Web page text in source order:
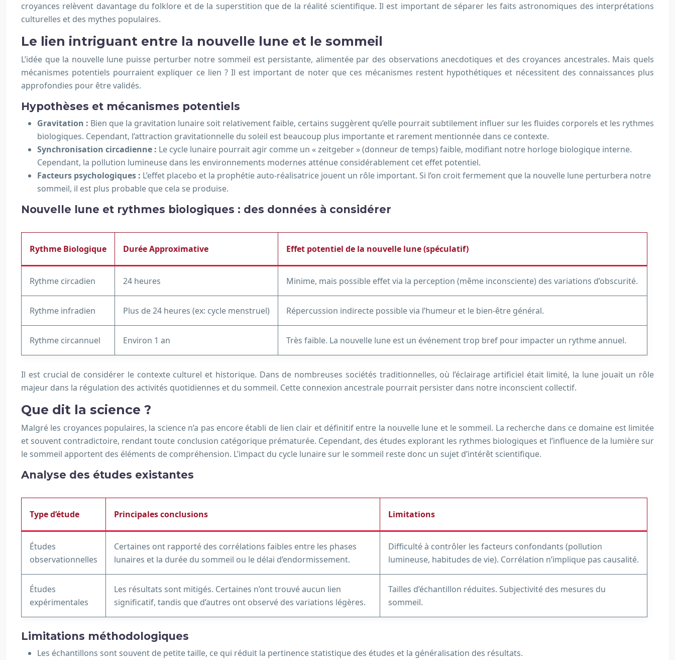
croyances relèvent davantage du folklore et de la superstition que de la réalité scientifique. Il est important de séparer les faits astronomiques des interprétations
culturelles et des mythes populaires.
Le lien intriguant entre la nouvelle lune et le sommeil
L’idée que la nouvelle lune puisse perturber notre sommeil est persistante, alimentée par des observations anecdotiques et des croyances ancestrales. Mais quels
mécanismes potentiels pourraient expliquer ce lien ? Il est important de noter que ces mécanismes restent hypothétiques et nécessitent des connaissances plus
approfondies pour être validés.
Hypothèses et mécanismes potentiels
Gravitation : Bien que la gravitation lunaire soit relativement faible, certains suggèrent qu’elle pourrait subtilement influer sur les fluides corporels et les rythmes
biologiques. Cependant, l’attraction gravitationnelle du soleil est beaucoup plus importante et rarement mentionnée dans ce contexte.
Synchronisation circadienne : Le cycle lunaire pourrait agir comme un « zeitgeber » (donneur de temps) faible, modifiant notre horloge biologique interne.
Cependant, la pollution lumineuse dans les environnements modernes atténue considérablement cet effet potentiel.
Facteurs psychologiques : L’effet placebo et la prophétie auto-réalisatrice jouent un rôle important. Si l’on croit fermement que la nouvelle lune perturbera notre
sommeil, il est plus probable que cela se produise.
Nouvelle lune et rythmes biologiques : des données à considérer
Rythme Biologique Durée Approximative Effet potentiel de la nouvelle lune (spéculatif)
Rythme circadien 24 heures Minime, mais possible effet via la perception (même inconsciente) des variations d’obscurité.
Rythme infradien Plus de 24 heures (ex: cycle menstruel) Répercussion indirecte possible via l’humeur et le bien-être général.
Rythme circannuel Environ 1 an Très faible. La nouvelle lune est un événement trop bref pour impacter un rythme annuel.
Il est crucial de considérer le contexte culturel et historique. Dans de nombreuses sociétés traditionnelles, où l’éclairage artificiel était limité, la lune jouait un rôle
majeur dans la régulation des activités quotidiennes et du sommeil. Cette connexion ancestrale pourrait persister dans notre inconscient collectif.
Que dit la science ?
Malgré les croyances populaires, la science n’a pas encore établi de lien clair et définitif entre la nouvelle lune et le sommeil. La recherche dans ce domaine est limitée
et souvent contradictoire, rendant toute conclusion catégorique prématurée. Cependant, des études explorant les rythmes biologiques et l’influence de la lumière sur
le sommeil apportent des éléments de compréhension. L’impact du cycle lunaire sur le sommeil reste donc un sujet d’intérêt scientifique.
Analyse des études existantes
Type d’étude Principales conclusions Limitations
Études
observationnelles
Certaines ont rapporté des corrélations faibles entre les phases
lunaires et la durée du sommeil ou le délai d’endormissement.
Difficulté à contrôler les facteurs confondants (pollution
lumineuse, habitudes de vie). Corrélation n’implique pas causalité.
Études
expérimentales
Les résultats sont mitigés. Certaines n’ont trouvé aucun lien
significatif, tandis que d’autres ont observé des variations légères.
Tailles d’échantillon réduites. Subjectivité des mesures du
sommeil.
Limitations méthodologiques
Les échantillons sont souvent de petite taille, ce qui réduit la pertinence statistique des études et la généralisation des résultats.